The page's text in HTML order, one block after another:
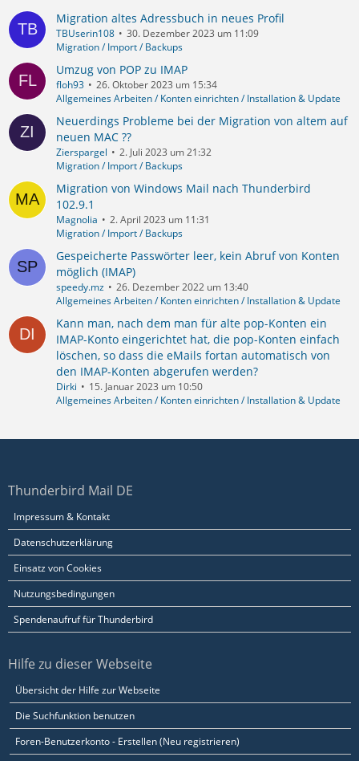
Migration altes Adressbuch in neues Profil
TBUserin108
30. Dezember 2023 um 11:09
Migration / Import / Backups
Umzug von POP zu IMAP
floh93
26. Oktober 2023 um 15:34
Allgemeines Arbeiten / Konten einrichten / Installation & Update
Neuerdings Probleme bei der Migration von altem auf
neuen MAC ??
Zierspargel
2. Juli 2023 um 21:32
Migration / Import / Backups
Migration von Windows Mail nach Thunderbird
102.9.1
Magnolia
2. April 2023 um 11:31
Migration / Import / Backups
Gespeicherte Passwörter leer, kein Abruf von Konten
möglich (IMAP)
speedy.mz
26. Dezember 2022 um 13:40
Allgemeines Arbeiten / Konten einrichten / Installation & Update
Kann man, nach dem man für alte pop-Konten ein
IMAP-Konto eingerichtet hat, die pop-Konten einfach
löschen, so dass die eMails fortan automatisch von
den IMAP-Konten abgerufen werden?
Dirki
15. Januar 2023 um 10:50
Allgemeines Arbeiten / Konten einrichten / Installation & Update
Thunderbird Mail DE
Impressum & Kontakt
Datenschutzerklärung
Einsatz von Cookies
Nutzungsbedingungen
Spendenaufruf für Thunderbird
Hilfe zu dieser Webseite
Übersicht der Hilfe zur Webseite
Die Suchfunktion benutzen
Foren-Benutzerkonto - Erstellen (Neu registrieren)